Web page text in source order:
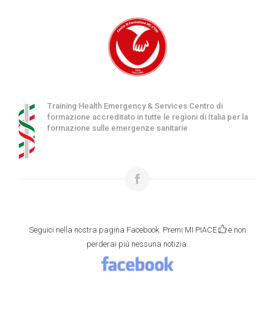
Training Health Emergency & Services Centro di
formazione accreditato in tutte le regioni di Italia per la
formazione sulle emergenze sanitarie
Seguici nella nostra pagina Facebook. Premi MI PIACE
e non
perderai più nessuna notizia.